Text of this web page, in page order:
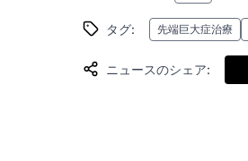
タグ: 先端巨大症治療
ニュースのシェア: